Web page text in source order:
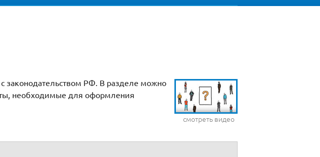
смотреть видео
законодательством РФ. В разделе можно
необходимые для оформления